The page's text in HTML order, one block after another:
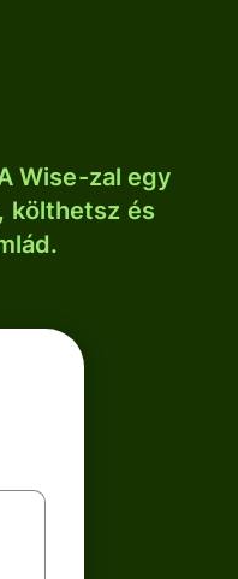
Wise-zal egy
költhetsz és